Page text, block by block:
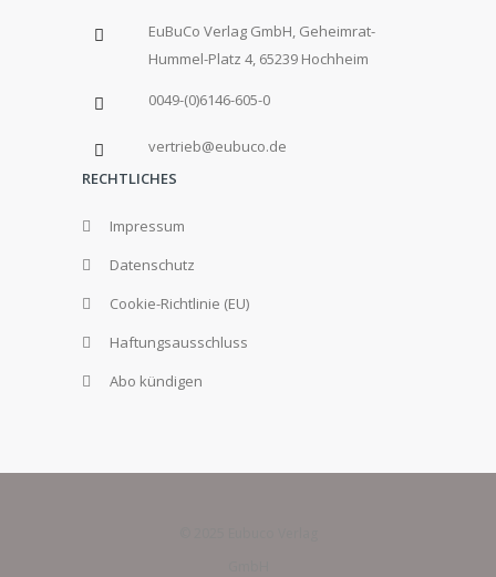
EuBuCo Verlag GmbH, Geheimrat-
Hummel-Platz 4, 65239 Hochheim
0049-(0)6146-605-0
vertrieb@eubuco.de
RECHTLICHES
Impressum
Datenschutz
Cookie-Richtlinie (EU)
Haftungsausschluss
Abo kündigen